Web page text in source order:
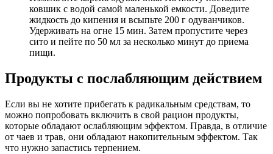
ковшик с водой самой маленькой емкости. Доведите
жидкость до кипения и всыпьте 200 г одуванчиков.
Удерживать на огне 15 мин. Затем пропустите через
сито и пейте по 50 мл за несколько минут до приема
пищи.
Продукты с послабляющим действием
Если вы не хотите прибегать к радикальным средствам, то
можно попробовать включить в свой рацион продукты,
которые обладают ослабляющим эффектом. Правда, в отличие
от чаев и трав, они обладают накопительным эффектом. Так
что нужно запастись терпением.